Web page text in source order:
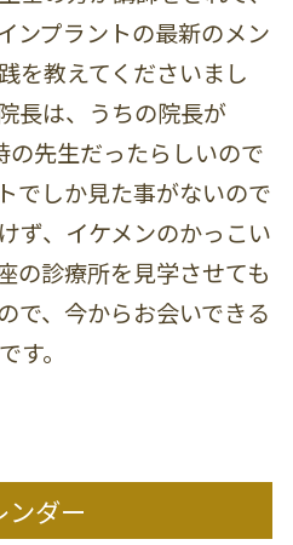
ンプラントの最新のメン
を教えてくださいまし
長は、うちの院長が
の先生だったらしいので
でしか見た事がないので
ず、イケメンのかっこい
の診療所を見学させても
で、今からお会いできる
す。
ンダー